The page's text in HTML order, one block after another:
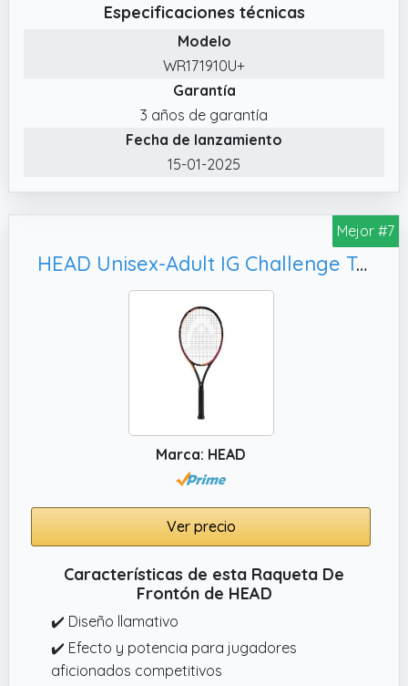
alcanzar esos golpes difíciles de alcanzar.
✔️ Raqueta de Tenis Wilson Slam Jr 23,
Perfecta para jugadores jóvenes que están
empezando en el juego, Ideal para niños
pequeños de 78 años
✔️ El patrón innovador de cuerdas ayuda a
los jugadores jóvenes a aprender técnicas
de efecto, con la diseño ultraligera de la
raqueta que facilita la maniobrabilidad sin
Especificaciones técnicas
Modelo
WR171910U+
Garantía
3 años de garantía
Fecha de lanzamiento
15-01-2025
Mejor #7
HEAD Unisex-Adult IG Challenge Team Raqueta de Tenis - Amazon Exclusive
Marca: HEAD
Ver precio
Características de esta Raqueta De
Frontón de HEAD
✔️ Diseño llamativo
✔️ Efecto y potencia para jugadores
aficionados competitivos